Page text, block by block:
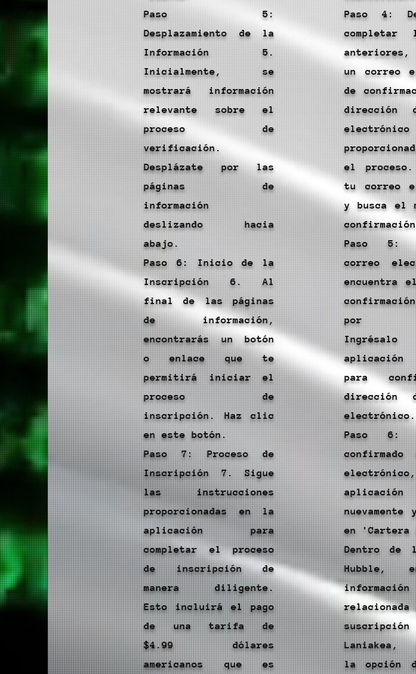
Paso 5:
Desplazamiento de la
Información 5.
Inicialmente, se
mostrará información
relevante sobre el
proceso de
verificación.
Desplázate por las
páginas de
información
deslizando hacia
abajo.
Paso 6: Inicio de la
Inscripción 6. Al
final de las páginas
de información,
encontrarás un botón
o enlace que te
permitirá iniciar el
proceso de
inscripción. Haz clic
en este botón.
Paso 7: Proceso de
Inscripción 7. Sigue
las instrucciones
proporcionadas en la
aplicación para
completar el proceso
de inscripción de
manera diligente.
Esto incluirá el pago
de una tarifa de
$4.99 dólares
americanos que es
Paso 4:
completar
un correo
de
dirección
electrónico
el
tu correo
y busca el
Paso 5:
correo
encuentra
por
aplicación
para
dirección
electrónico.
Paso 6:
aplicación
en 'Cartera
Dentro de
Hubble,
Laniakea,
la opción